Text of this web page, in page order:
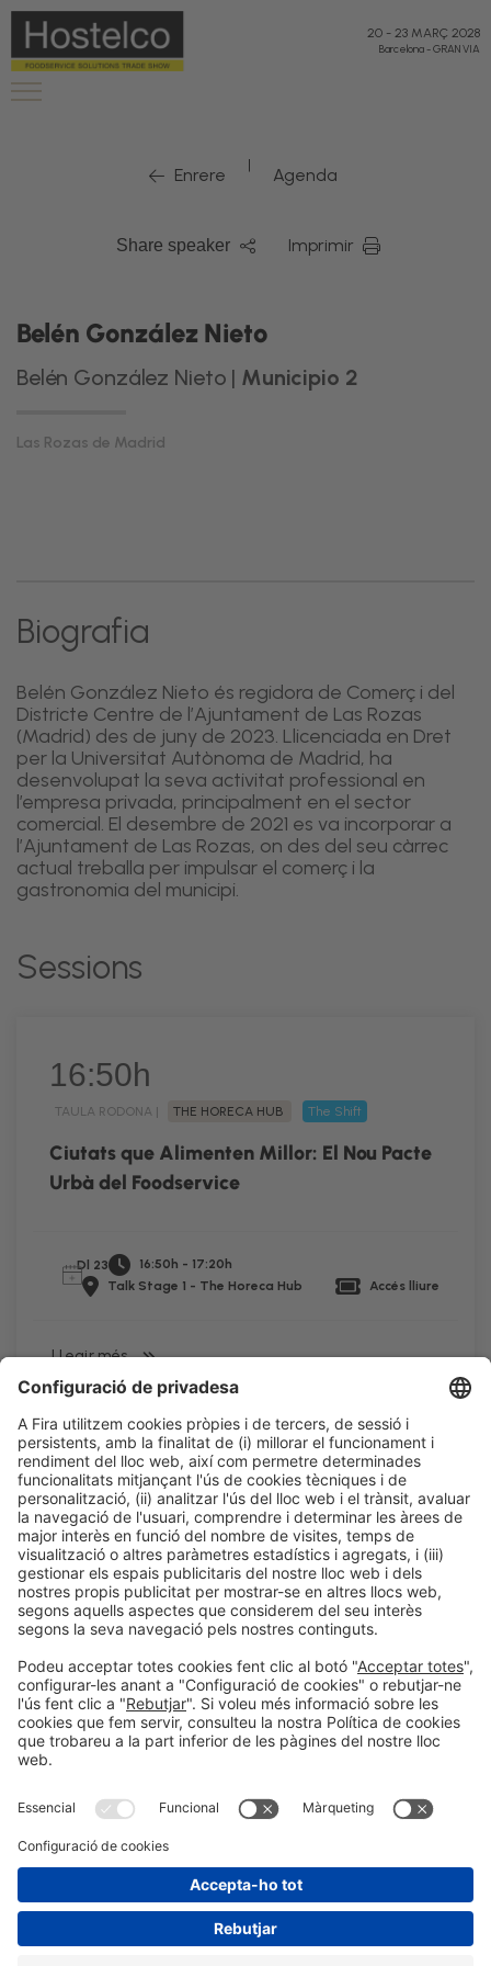
20 - 23 MARÇ 2028
Barcelona-GRAN VIA
Enrere | Agenda
Share speaker Imprimir
Belén González Nieto
Belén González Nieto | Municipio 2
Las Rozas de Madrid
Biografia
Belén González Nieto és regidora de Comerç i del
Districte Centre de l’Ajuntament de Las Rozas
(Madrid) des de juny de 2023. Llicenciada en Dret
per la Universitat Autònoma de Madrid, ha
desenvolupat la seva activitat professional en
l’empresa privada, principalment en el sector
comercial. El desembre de 2021 es va incorporar a
l’Ajuntament de Las Rozas, on des del seu càrrec
actual treballa per impulsar el comerç i la
gastronomia del municipi.
Sessions
16:50h
TAULA RODONA | THE HORECA HUB The Shift
Ciutats que Alimenten Millor: El Nou Pacte
Urbà del Foodservice
Dl 23
16:50h - 17:20h
Talk Stage 1 - The Horeca Hub
Accés lliure
LLegir més
Informació legalAvís legal Política de privacitatPolítica de cookies
a les xarxes socials